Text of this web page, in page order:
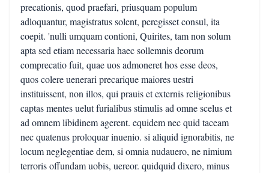
precationis, quod praefari, priusquam populum
adloquantur, magistratus solent, peregisset consul, ita
coepit. 'nulli umquam contioni, Quirites, tam non solum
apta sed etiam necessaria haec sollemnis deorum
comprecatio fuit, quae uos admoneret hos esse deos,
quos colere uenerari precarique maiores uestri
instituissent, non illos, qui prauis et externis religionibus
captas mentes uelut furialibus stimulis ad omne scelus et
ad omnem libidinem agerent. equidem nec quid taceam
nec quatenus proloquar inuenio. si aliquid ignorabitis, ne
locum neglegentiae dem, si omnia nudauero, ne nimium
terroris offundam uobis, uereor. quidquid dixero, minus